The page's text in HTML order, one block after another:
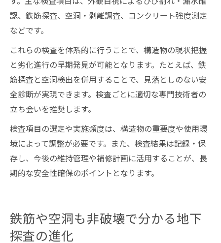
認、鉄筋探査、空洞・剥離調査、コンクリート強度測定
などです。
これらの検査を体系的に行うことで、構造物の現状把握
と劣化進行の早期発見が可能となります。たとえば、鉄
筋探査と空洞検出を併用することで、見落としのない安
全診断が実現できます。検査ごとに適切な専門技術者の
立ち会いを推奨します。
検査項目の選定や実施頻度は、構造物の重要度や使用環
境によって調整が必要です。また、検査結果は記録・保
存し、今後の維持管理や補修計画に活用することが、長
期的な安全性確保のポイントとなります。
鉄筋や空洞も非破壊で分かる地下
探査の進化